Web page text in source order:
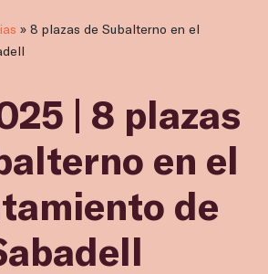
» 8 plazas de Subalterno en el
| 8 plazas
en el
de